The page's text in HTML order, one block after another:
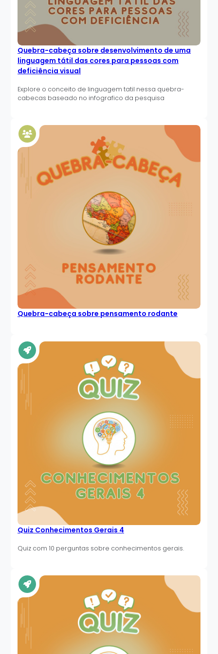
Quebra-cabeça sobre desenvolvimento de uma
linguagem tátil das cores para pessoas com
deficiência visual
Explore o conceito de linguagem tatil nessa quebra-
cabecas baseado no infografico da pesquisa
Quebra-cabeça sobre pensamento rodante
Quiz Conhecimentos Gerais 4
Quiz com 10 perguntas sobre conhecimentos gerais.